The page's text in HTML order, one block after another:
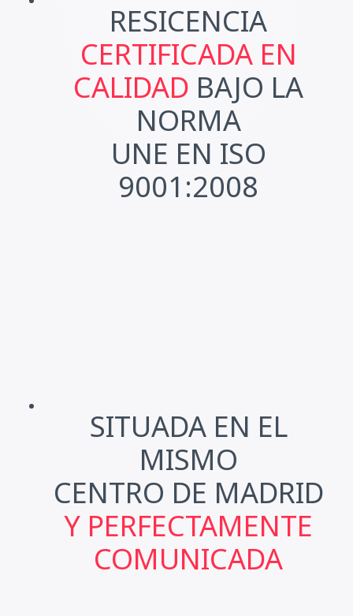
RESICENCIA
CERTIFICADA EN
CALIDAD BAJO LA
NORMA
UNE EN ISO
9001:2008
SITUADA EN EL
MISMO
CENTRO DE MADRID
Y PERFECTAMENTE
COMUNICADA